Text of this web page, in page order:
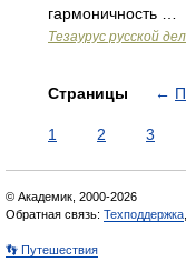
гармоничность …
Тезаурус русской
Страницы ←
1 2 3
© Академик, 2000-2026
Обратная связь: Техподдержка
👣 Путешествия